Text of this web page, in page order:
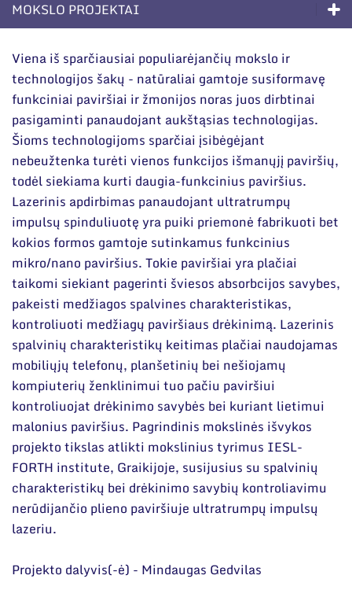
Darbuotojams
Nuorodos
Narystė nacionalinėse ir tarptautinėse
organizacijose bei asociacijose
Mokslo taryba
Mokslininkai emeritai
Leidiniai
Administracija
Darbuotojų kontaktai
MOKSLO PROJEKTAI
Ilgalaikės programos
Moksliniai skyriai
Mokslinės publikacijos
Mokslo projektai
Patentai
Mokslo renginiai
Informacija studentams
Informacija moksleiviams ir mokytojams
Nuo moksleivio iki mokslininko
Viena iš sparčiausiai populiarėjančių mokslo ir
technologijos šakų - natūraliai gamtoje susiformavę
funkciniai paviršiai ir žmonijos noras juos dirbtinai
pasigaminti panaudojant aukštąsias technologijas.
Šioms technologijoms sparčiai įsibėgėjant
nebeužtenka turėti vienos funkcijos išmanųjį paviršių,
todėl siekiama kurti daugia-funkcinius paviršius.
Lazerinis apdirbimas panaudojant ultratrumpų
impulsų spinduliuotę yra puiki priemonė fabrikuoti bet
kokios formos gamtoje sutinkamus funkcinius
mikro/nano paviršius. Tokie paviršiai yra plačiai
taikomi siekiant pagerinti šviesos absorbcijos savybes,
pakeisti medžiagos spalvines charakteristikas,
kontroliuoti medžiagų paviršiaus drėkinimą. Lazerinis
spalvinių charakteristikų keitimas plačiai naudojamas
mobiliųjų telefonų, planšetinių bei nešiojamų
kompiuterių ženklinimui tuo pačiu paviršiui
kontroliuojat drėkinimo savybės bei kuriant lietimui
malonius paviršius. Pagrindinis mokslinės išvykos
projekto tikslas atlikti mokslinius tyrimus IESL-
FORTH institute, Graikijoje, susijusius su spalvinių
charakteristikų bei drėkinimo savybių kontroliavimu
nerūdijančio plieno paviršiuje ultratrumpų impulsų
lazeriu.
Projekto dalyvis(-ė) - Mindaugas Gedvilas